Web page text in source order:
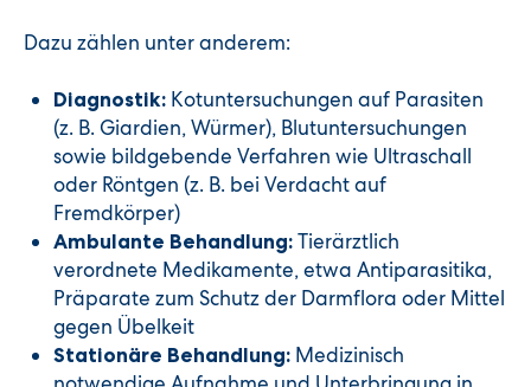
Dazu zählen unter anderem:
Diagnostik: Kotuntersuchungen auf Parasiten
(z. B. Giardien, Würmer), Blutuntersuchungen
sowie bildgebende Verfahren wie Ultraschall
oder Röntgen (z. B. bei Verdacht auf
Fremdkörper)
Ambulante Behandlung: Tierärztlich
verordnete Medikamente, etwa Antiparasitika,
Präparate zum Schutz der Darmflora oder Mittel
gegen Übelkeit
Stationäre Behandlung: Medizinisch